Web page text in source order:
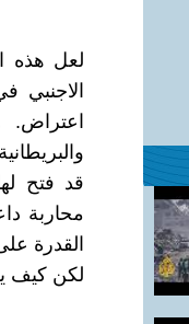
لعل هذه
الاجنبي
اعتراض.
قد فتح
محاربة
القدرة
لكن كيف